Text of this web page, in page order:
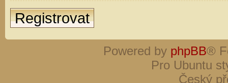
Registrovat
Powered by phpBB®
Pro Ubuntu
Český